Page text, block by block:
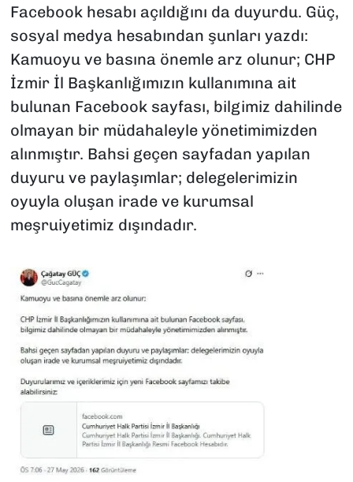
Facebook hesabı açıldığını da duyurdu. Güç,
sosyal medya hesabından şunları yazdı:
Kamuoyu ve basına önemle arz olunur; CHP
İzmir İl Başkanlığımızın kullanımına ait
bulunan Facebook sayfası, bilgimiz dahilinde
olmayan bir müdahaleyle yönetimimizden
alınmıştır. Bahsi geçen sayfadan yapılan
duyuru ve paylaşımlar; delegelerimizin
oyuyla oluşan irade ve kurumsal
meşruiyetimiz dışındadır.